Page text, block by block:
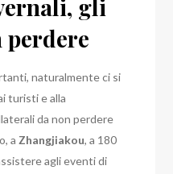
gli
perdere
naturalmente ci si
turisti e alla
da non perdere
a Zhangjiakou, a 180
agli eventi di